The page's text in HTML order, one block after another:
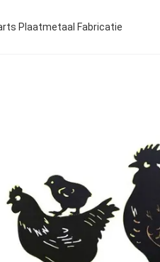
Plaatmetaal Fabricatie